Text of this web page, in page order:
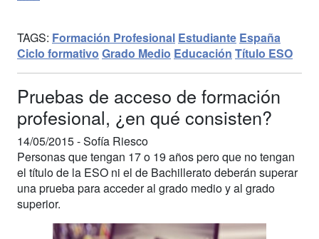
TAGS: Formación Profesional Estudiante España
Ciclo formativo Grado Medio Educación Título ESO
Pruebas de acceso de formación
profesional, ¿en qué consisten?
14/05/2015 -Sofía Riesco
Personas que tengan 17 o 19 años pero que no tengan
el título de la ESO ni el de Bachillerato deberán superar
una prueba para acceder al grado medio y al grado
superior.